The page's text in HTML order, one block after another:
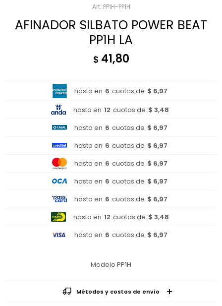
PP1H-PP1H
AFINADOR SILBATO POWER BEAT
PP1H LA
$ 41,80
hasta en 6 cuotas de $ 6,97
hasta en 12 cuotas de $ 3,48
hasta en 6 cuotas de $ 6,97
hasta en 6 cuotas de $ 6,97
hasta en 6 cuotas de $ 6,97
hasta en 6 cuotas de $ 6,97
hasta en 6 cuotas de $ 6,97
hasta en 12 cuotas de $ 3,48
hasta en 6 cuotas de $ 6,97
Modelo PP1H
Métodos y costos de envío